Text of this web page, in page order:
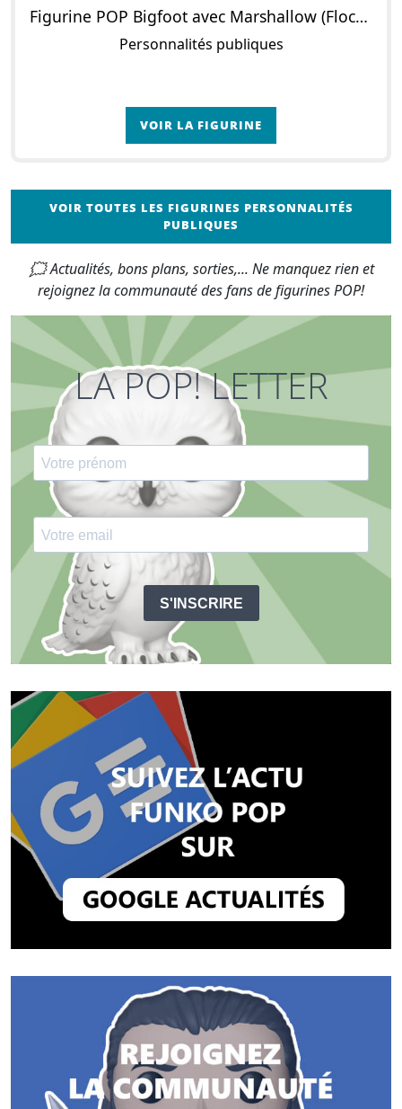
Figurine POP Bigfoot avec Marshallow (Flocked)
Personnalités publiques
VOIR LA FIGURINE
VOIR TOUTES LES FIGURINES PERSONNALITÉS
PUBLIQUES
🗯 Actualités, bons plans, sorties,... Ne manquez rien et
rejoignez la communauté des fans de figurines POP!
LA POP! LETTER
S'INSCRIRE